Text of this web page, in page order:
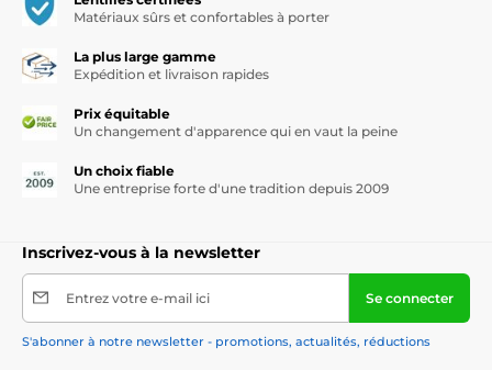
Matériaux sûrs et confortables à porter
La plus large gamme
Expédition et livraison rapides
Prix équitable
Un changement d'apparence qui en vaut la peine
Un choix fiable
Une entreprise forte d'une tradition depuis 2009
Inscrivez-vous à la newsletter
Entrez votre e-mail ici Se connecter
S'abonner à notre newsletter - promotions, actualités, réductions